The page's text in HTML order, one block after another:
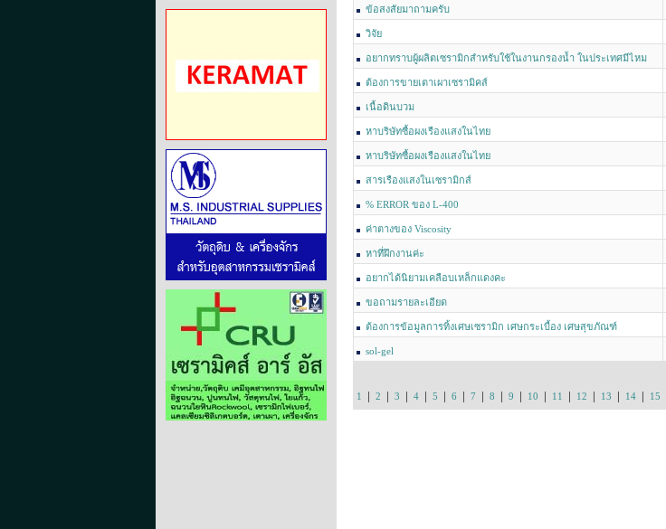
ข้อสงสัยมาถามครับ
วิจัย
อยากทราบผู้ผลิตเซรามิกสำหรับใช้ในงานกรองน้ำ ในประเทศมีไหม
ครับ
ต้องการขายเตาเผาเซรามิคส์
เนื้อดินบวม
หาบริษัทซื้อผงเรืองแสงในไทย
หาบริษัทซื้อผงเรืองแสงในไทย
สารเรืองแสงในเซรามิกส์
% ERROR ของ L-400
ค่าตางของ Viscosity
หาที่ฝึกงานค่ะ
อยากได้นิยามเคลือบเหล็กแดงคะ
ขอถามรายละเอียด
ต้องการข้อมูลการทิ้งเศษเซรามิก เศษกระเบื้อง เศษสุขภัณฑ์
sol-gel
1 | 2 | 3 | 4 | 5 | 6 | 7 | 8 | 9 | 10 | 11 | 12 | 13 | 14 | 15